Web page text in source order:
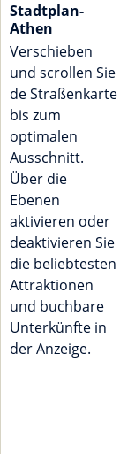
Stadtplan-
Athen
Verschieben
und scrollen Sie
de Straßenkarte
bis zum
optimalen
Ausschnitt.
Über die
Ebenen
aktivieren oder
deaktivieren Sie
die beliebtesten
Attraktionen
und buchbare
Unterkünfte in
der Anzeige.